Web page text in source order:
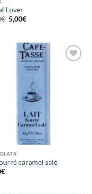
Lover
€ Le
prix
10,00€.
5,00€Le
5,00€.
caramel salé
€